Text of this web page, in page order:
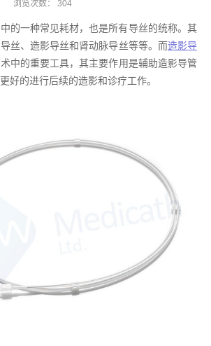
浏览次数： 304
的一种常见耗材，也是所有导丝的统称。其
丝、造影导丝和肾动脉导丝等等。而造影导
中的重要工具，其主要作用是辅助造影导管
好的进行后续的造影和诊疗工作。